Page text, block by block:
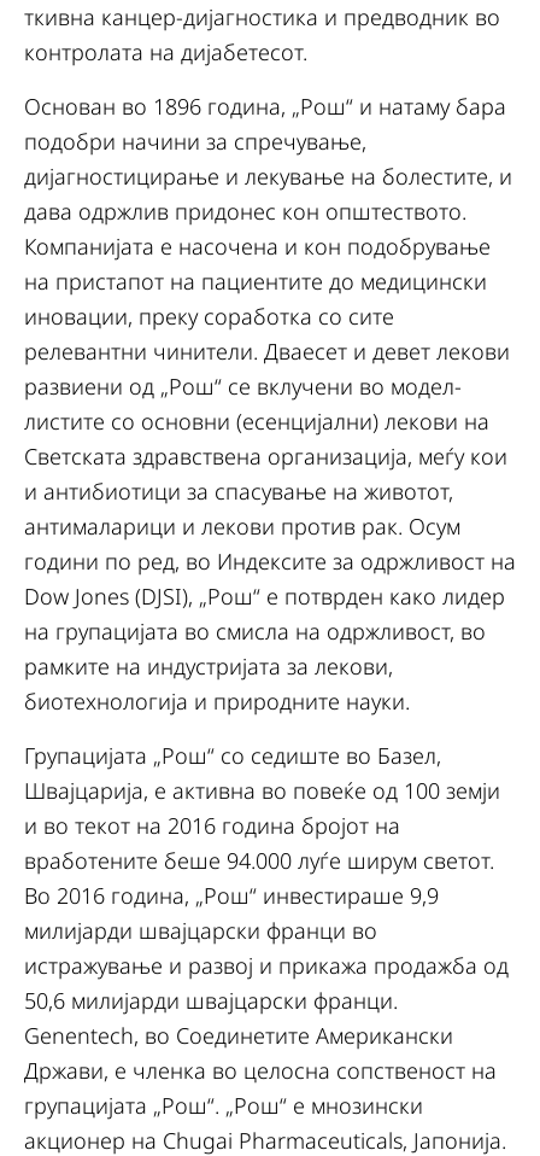
ткивна канцер-дијагностика и предводник во
контролата на дијабетесот.
Основан во 1896 година, „Рош“ и натаму бара
подобри начини за спречување,
дијагностицирање и лекување на болестите, и
дава одржлив придонес кон општеството.
Компанијата е насочена и кон подобрување
на пристапот на пациентите до медицински
иновации, преку соработка со сите
релевантни чинители. Дваесет и девет лекови
развиени од „Рош“ се вклучени во модел-
листите со основни (есенцијални) лекови на
Светската здравствена организација, меѓу кои
и антибиотици за спасување на животот,
антималарици и лекови против рак. Осум
години по ред, во Индексите за одржливост на
Dow Jones (DJSI), „Рош“ е потврден како лидер
на групацијата во смисла на одржливост, во
рамките на индустријата за лекови,
биотехнологија и природните науки.
Групацијата „Рош“ со седиште во Базел,
Швајцарија, е активна во повеќе од 100 земји
и во текот на 2016 година бројот на
вработените беше 94.000 луѓе ширум светот.
Во 2016 година, „Рош“ инвестираше 9,9
милијарди швајцарски франци во
истражување и развој и прикажа продажба од
50,6 милијарди швајцарски франци.
Genentech, во Соединетите Американски
Држави, е членка во целосна сопственост на
групацијата „Рош“. „Рош“ е мнозински
акционер на Chugai Pharmaceuticals, Јапонија.